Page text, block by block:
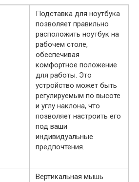
Подставка для ноутбука
позволяет правильно
расположить ноутбук на
рабочем столе,
обеспечивая
комфортное положение
для работы. Это
устройство может быть
регулируемым по высоте
и углу наклона, что
позволяет настроить его
под ваши
индивидуальные
предпочтения.
Вертикальная мышь